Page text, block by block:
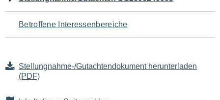
für
den
Seiteninhalt
Betroffene Interessenbereiche
Stellungnahme-/Gutachtendokument herunterladen
(PDF)